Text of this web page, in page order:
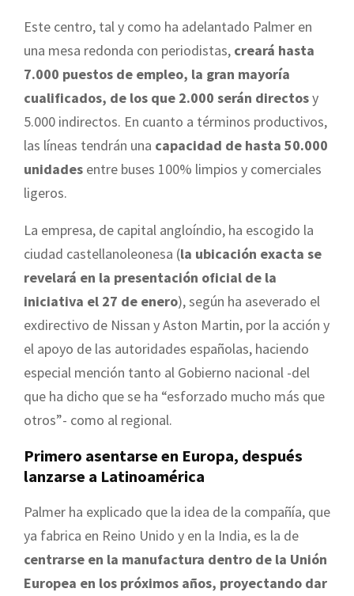
Este centro, tal y como ha adelantado Palmer en
una mesa redonda con periodistas, creará hasta
7.000 puestos de empleo, la gran mayoría
cualificados, de los que 2.000 serán directosy
5.000 indirectos. En cuanto a términos productivos,
las líneas tendrán una capacidad de hasta 50.000
unidades entre buses 100% limpios y comerciales
ligeros.
La empresa, de capital angloíndio, ha escogido la
ciudad castellanoleonesa (la ubicación exacta se
revelará en la presentación oficial de la
iniciativa el 27 de enero), según ha aseverado el
exdirectivo de Nissan y Aston Martin, por la acción y
el apoyo de las autoridades españolas, haciendo
especial mención tanto al Gobierno nacional -del
que ha dicho que se ha “esforzado mucho más que
otros”- como al regional.
Primero asentarse en Europa, después
lanzarse a Latinoamérica
Palmer ha explicado que la idea de la compañía, que
ya fabrica en Reino Unido y en la India, es la de
centrarse en la manufactura dentro de la Unión
Europea en los próximos años, proyectando dar